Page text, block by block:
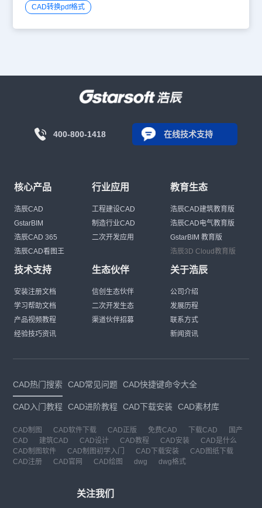
CAD转换pdf格式
400-800-1418 在线技术支持
核心产品
浩辰CAD
GstarBIM
浩辰CAD 365
浩辰CAD看图王
行业应用
工程建设CAD
制造行业CAD
二次开发应用
教育生态
浩辰CAD建筑教育版
浩辰CAD电气教育版
GstarBIM 教育版
浩辰3D Cloud教育版
技术支持
安装注册文档
学习帮助文档
产品视频教程
经验技巧资讯
生态伙伴
信创生态伙伴
二次开发生态
渠道伙伴招募
关于浩辰
公司介绍
发展历程
联系方式
新闻资讯
CAD热门搜索 CAD常见问题 CAD快捷键命令大全
CAD入门教程 CAD进阶教程 CAD下载安装 CAD素材库
CAD制图 CAD软件下载 CAD正版 免费CAD 下载CAD
国产
CAD
建筑CAD CAD设计 CAD教程 CAD安装
CAD是什么
CAD制图软件
CAD制图初学入门 CAD下载安装
CAD图纸下载
CAD注册
CAD官网 CAD绘图 dwg dwg格式
关注我们